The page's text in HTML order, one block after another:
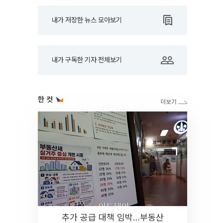
내가 저장한 뉴스 모아보기
내가 구독한 기자 전체보기
한 컷
추가 공급 대책 임박…부동산